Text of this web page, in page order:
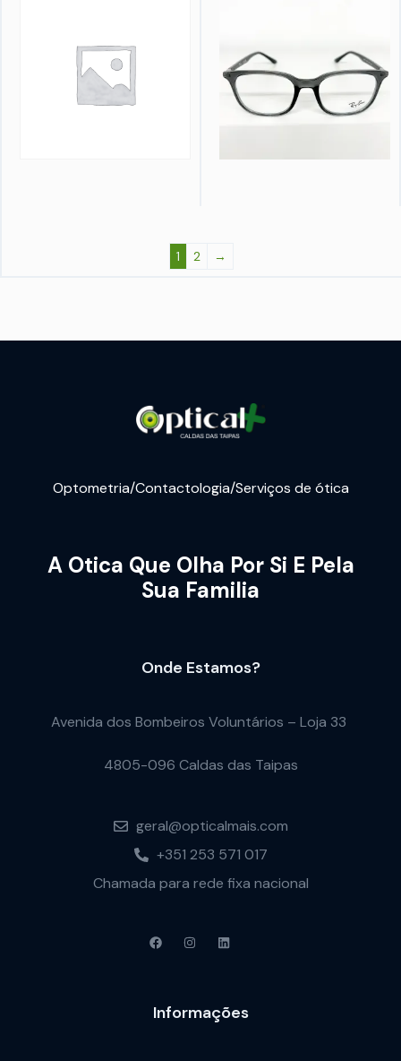
1 2 →
Optometria/Contactologia/Serviços de ótica
A Otica Que Olha Por Si E Pela
Sua Familia
Onde Estamos?
Avenida dos Bombeiros Voluntários – Loja 33
4805-096 Caldas das Taipas
geral@opticalmais.com
+351 253 571 017
Chamada para rede fixa nacional
Informações